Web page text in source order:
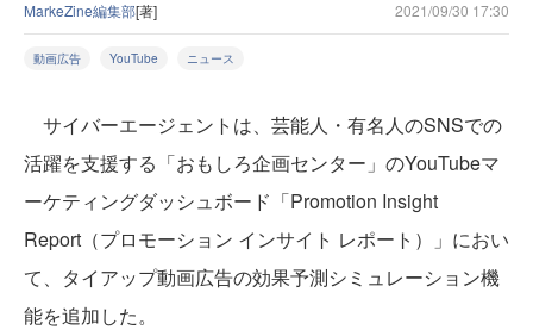
MarkeZine編集部[著] 2021/09/30 17:30
動画広告 YouTube ニュース
サイバーエージェントは、芸能人・有名人のSNSでの
活躍を支援する「おもしろ企画センター」のYouTubeマ
ーケティングダッシュボード「Promotion Insight
Report（プロモーション インサイト レポート）」におい
て、タイアップ動画広告の効果予測シミュレーション機
能を追加した。